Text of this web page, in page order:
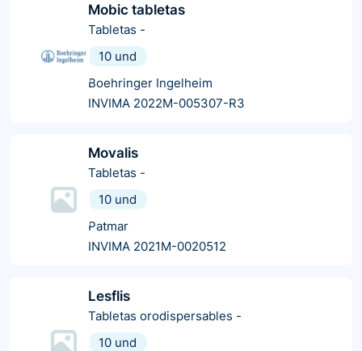
Mobic tabletas
Tabletas -
10 und
Boehringer Ingelheim
INVIMA 2022M-005307-R3
Movalis
Tabletas -
10 und
Patmar
INVIMA 2021M-0020512
Lesflis
Tabletas orodispersables -
10 und